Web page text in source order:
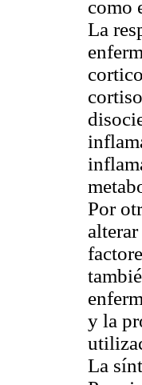
como
La
Por
y la
La